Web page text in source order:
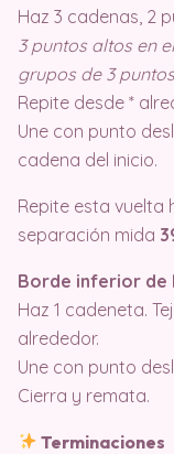
Haz 3 cadenas, 2
3 puntos altos en
grupos de 3
Repite desde *
Une con punto
cadena del inicio.
Repite esta vuelta
separación mida
Borde inferior de
Haz 1 cadeneta.
alrededor.
Une con punto
Cierra y remata.
Terminaciones